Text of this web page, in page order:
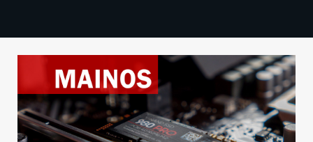
KAUPPA
VAIHDA TEEMA